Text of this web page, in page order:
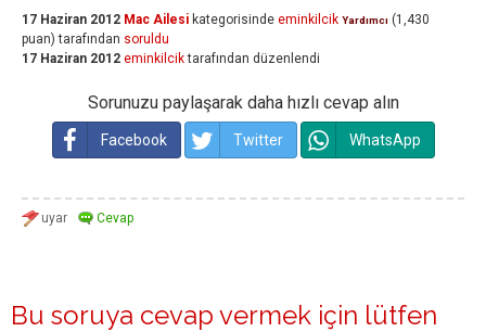
17 Haziran 2012 Mac Ailesi kategorisinde eminkilcik Yardımcı (1,430
puan) tarafından soruldu
17 Haziran 2012 eminkilciktarafından düzenlendi
Sorunuzu paylaşarak daha hızlı cevap alın
Facebook Twitter WhatsApp
Bu soruya cevap vermek için lütfen